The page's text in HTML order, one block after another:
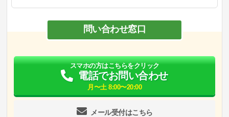
問い合わせ窓口
メール受付はこちら
スマホの方はこちらをクリック
電話でお問い合わせ
月〜土 8:00〜20:00